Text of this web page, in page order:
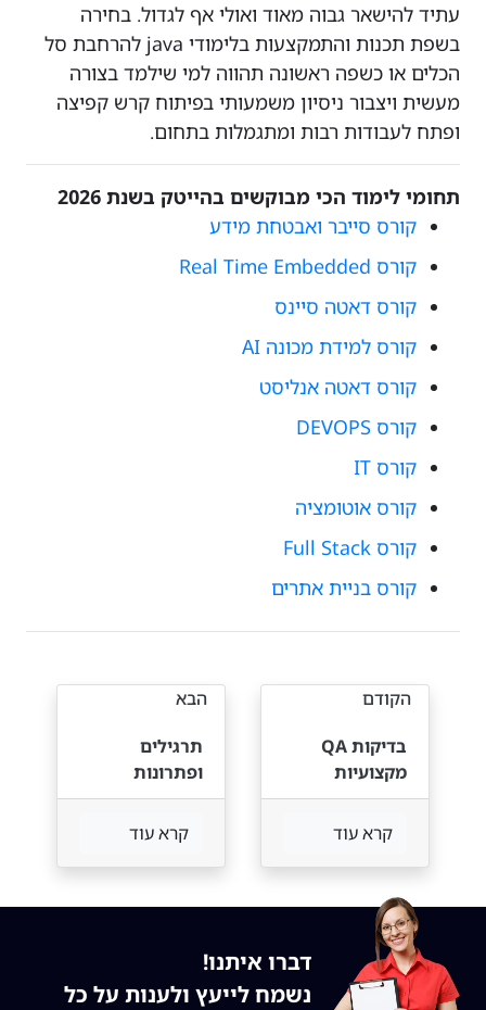
עתיד להישאר גבוה מאוד ואולי אף לגדול. בחירה
בשפת תכנות והתמקצעות בלימודי java להרחבת סל
הכלים או כשפה ראשונה תהווה למי שילמד בצורה
מעשית ויצבור ניסיון משמעותי בפיתוח קרש קפיצה
ופתח לעבודות רבות ומתגמלות בתחום.
תחומי לימוד הכי מבוקשים בהייטק בשנת 2026
קורס סייבר ואבטחת מידע
קורס Real Time Embedded
קורס דאטה סיינס
קורס למידת מכונה AI
קורס דאטה אנליסט
קורס DEVOPS
קורס IT
קורס אוטומציה
קורס Full Stack
קורס בניית אתרים
הבא
תרגילים
ופתרונות
להסמכת ISTQB
קרא עוד
הקודם
בדיקות QA
מקצועיות
קרא עוד
דברו איתנו!
נשמח לייעץ ולענות על כל